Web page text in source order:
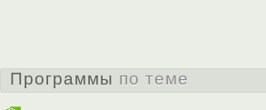
Программы по теме